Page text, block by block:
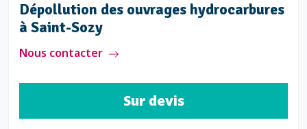
Dépollution des ouvrages hydrocarbures
à Saint-Sozy
Nous contacter
Sur devis